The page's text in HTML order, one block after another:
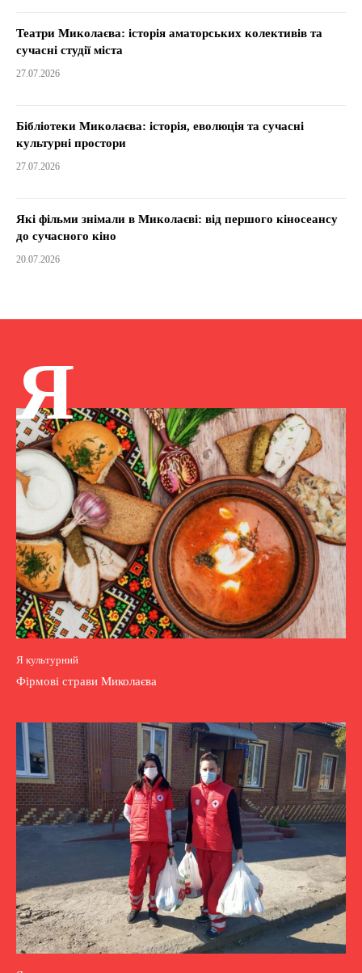
Театри Миколаєва: історія аматорських колективів та
сучасні студії міста
27.07.2026
Бібліотеки Миколаєва: історія, еволюція та сучасні
культурні простори
27.07.2026
Які фільми знімали в Миколаєві: від першого кіносеансу
до сучасного кіно
20.07.2026
Я
Я культурний
Фірмові страви Миколаєва